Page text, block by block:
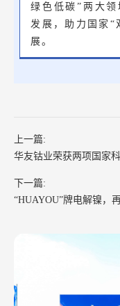
绿色低碳”两大
发展，助力国家“
展。
上一篇:
华友钴业荣获两项国家科
下一篇:
“HUAYOU”牌电解镍，